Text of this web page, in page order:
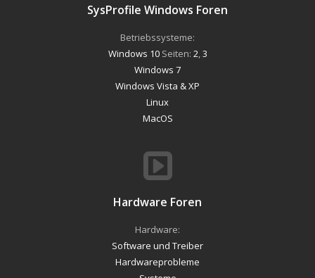
SysProfile Windows Foren
Betriebssysteme:
Windows 10Seiten: 2 3
Windows 7
Windows Vista & XP
Linux
MacOS
Hardware Foren
Hardware:
Software und Treiber
Hardwareprobleme